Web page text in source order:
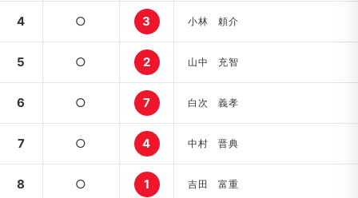
4 ○ 3 小林 頼介
5 ○ 2 山中 充智
6 ○ 7 白次 義孝
7 ○ 4 中村 晋典
8 ○ 1 吉田 富重